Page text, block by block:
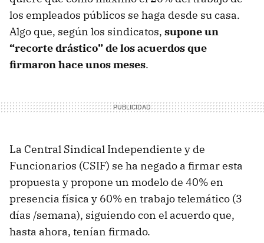
los empleados públicos se haga desde su casa.
Algo que, según los sindicatos, supone un
“recorte drástico” de los acuerdos que
firmaron hace unos meses.
La Central Sindical Independiente y de
Funcionarios (CSIF) se ha negado a firmar esta
propuesta y propone un modelo de 40% en
presencia física y 60% en trabajo telemático (3
días /semana), siguiendo con el acuerdo que,
hasta ahora, tenían firmado.